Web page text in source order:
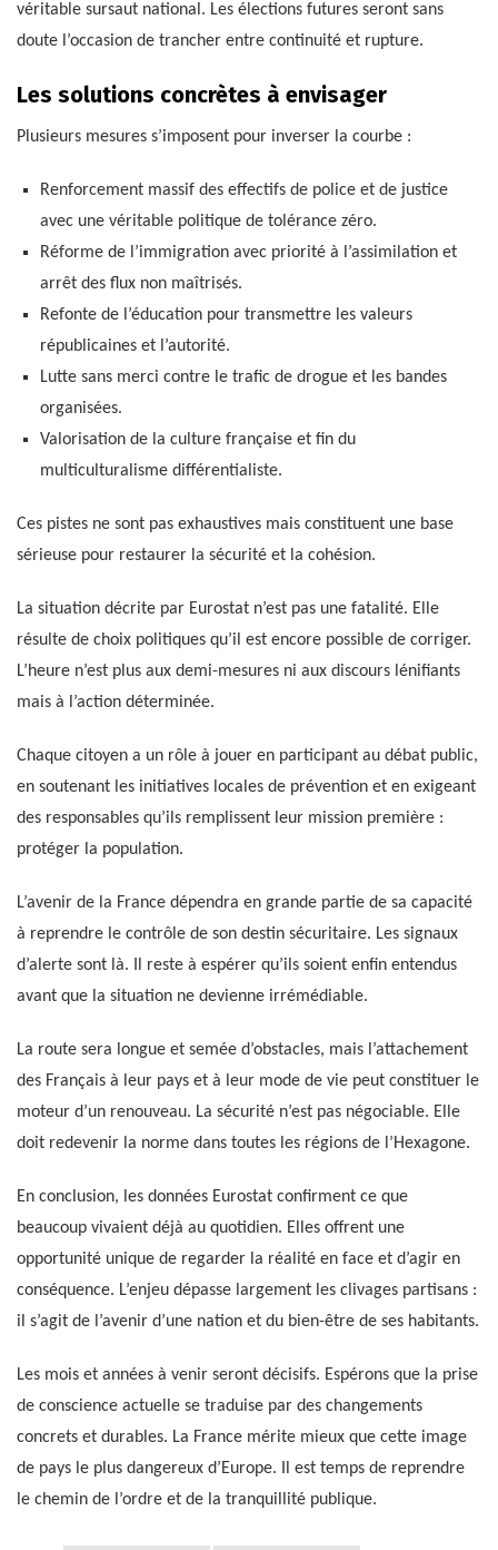
véritable sursaut national. Les élections futures seront sans
doute l’occasion de trancher entre continuité et rupture.
Les solutions concrètes à envisager
Plusieurs mesures s’imposent pour inverser la courbe :
Renforcement massif des effectifs de police et de justice
avec une véritable politique de tolérance zéro.
Réforme de l’immigration avec priorité à l’assimilation et
arrêt des flux non maîtrisés.
Refonte de l’éducation pour transmettre les valeurs
républicaines et l’autorité.
Lutte sans merci contre le trafic de drogue et les bandes
organisées.
Valorisation de la culture française et fin du
multiculturalisme différentialiste.
Ces pistes ne sont pas exhaustives mais constituent une base
sérieuse pour restaurer la sécurité et la cohésion.
La situation décrite par Eurostat n’est pas une fatalité. Elle
résulte de choix politiques qu’il est encore possible de corriger.
L’heure n’est plus aux demi-mesures ni aux discours lénifiants
mais à l’action déterminée.
Chaque citoyen a un rôle à jouer en participant au débat public,
en soutenant les initiatives locales de prévention et en exigeant
des responsables qu’ils remplissent leur mission première :
protéger la population.
L’avenir de la France dépendra en grande partie de sa capacité
à reprendre le contrôle de son destin sécuritaire. Les signaux
d’alerte sont là. Il reste à espérer qu’ils soient enfin entendus
avant que la situation ne devienne irrémédiable.
La route sera longue et semée d’obstacles, mais l’attachement
des Français à leur pays et à leur mode de vie peut constituer le
moteur d’un renouveau. La sécurité n’est pas négociable. Elle
doit redevenir la norme dans toutes les régions de l’Hexagone.
En conclusion, les données Eurostat confirment ce que
beaucoup vivaient déjà au quotidien. Elles offrent une
opportunité unique de regarder la réalité en face et d’agir en
conséquence. L’enjeu dépasse largement les clivages partisans :
il s’agit de l’avenir d’une nation et du bien-être de ses habitants.
Les mois et années à venir seront décisifs. Espérons que la prise
de conscience actuelle se traduise par des changements
concrets et durables. La France mérite mieux que cette image
de pays le plus dangereux d’Europe. Il est temps de reprendre
le chemin de l’ordre et de la tranquillité publique.